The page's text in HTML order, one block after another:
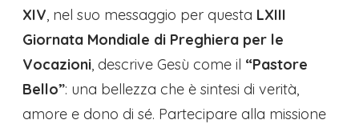
XIV, nel suo messaggio per questa LXIII
Giornata Mondiale di Preghiera per le
Vocazioni, descrive Gesù come il “Pastore
Bello”: una bellezza che è sintesi di verità,
amore e dono di sé. Partecipare alla missione